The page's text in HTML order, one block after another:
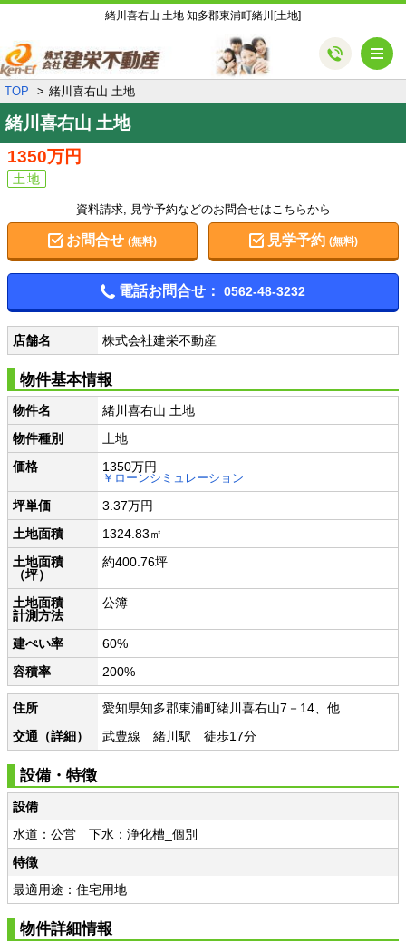
緒川喜右山 土地 知多郡東浦町緒川[土地]
TOP 緒川喜右山 土地
緒川喜右山 土地
1350万円
土地
資料請求, 見学予約などのお問合せはこちらから
お問合せ (無料) 見学予約(無料)
電話お問合せ： 0562-48-3232
店舗名 株式会社建栄不動産
物件基本情報
物件名
緒川喜右山 土地
物件種別
土地
価格
1350万円
￥ローンシミュレーション
坪単価
3.37万円
土地面積
1324.83㎡
土地面積
（坪）
約400.76坪
土地面積
計測方法
公簿
建ぺい率
60%
容積率
200%
住所
愛知県知多郡東浦町緒川喜右山7－14、他
交通（詳細）
武豊線 緒川駅 徒歩17分
設備・特徴
設備
水道：公営 下水：浄化槽_個別
特徴
最適用途：住宅用地
物件詳細情報